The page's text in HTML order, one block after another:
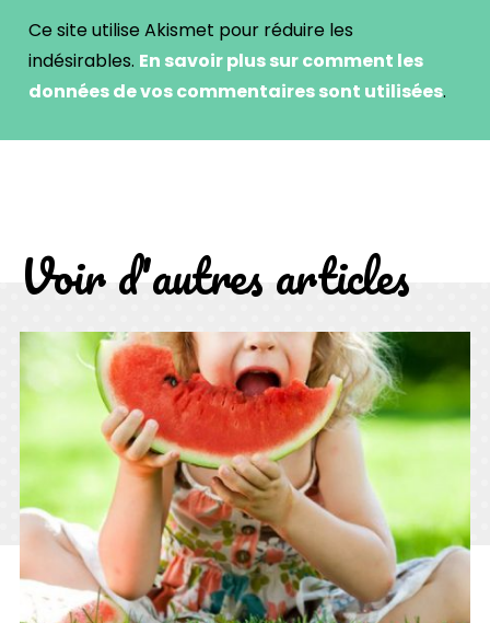
Ce site utilise Akismet pour réduire les
indésirables. En savoir plus sur comment les
données de vos commentaires sont utilisées.
Voir d'autres articles